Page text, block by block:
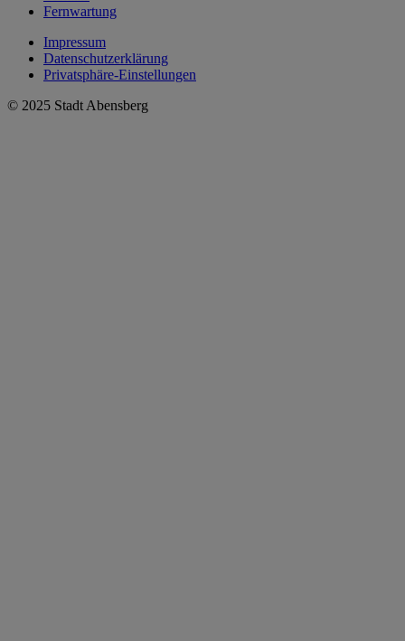
Fernwartung
Impressum
Datenschutzerklärung
Privatsphäre-Einstellungen
© 2025 Stadt Abensberg